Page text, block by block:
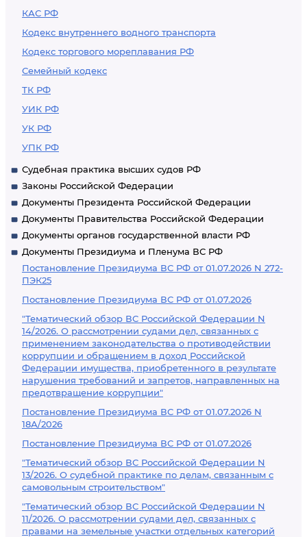
КАС РФ
Кодекс внутреннего водного транспорта
Кодекс торгового мореплавания РФ
Семейный кодекс
ТК РФ
УИК РФ
УК РФ
УПК РФ
Судебная практика высших судов РФ
Законы Российской Федерации
Документы Президента Российской Федерации
Документы Правительства Российской Федерации
Документы органов государственной власти РФ
Документы Президиума и Пленума ВС РФ
Постановление Президиума ВС РФ от 01.07.2026 N 272-
ПЭК25
Постановление Президиума ВС РФ от 01.07.2026
"Тематический обзор ВС Российской Федерации N
14/2026. О рассмотрении судами дел, связанных с
применением законодательства о противодействии
коррупции и обращением в доход Российской
Федерации имущества, приобретенного в результате
нарушения требований и запретов, направленных на
предотвращение коррупции"
Постановление Президиума ВС РФ от 01.07.2026 N
18А/2026
Постановление Президиума ВС РФ от 01.07.2026
"Тематический обзор ВС Российской Федерации N
13/2026. О судебной практике по делам, связанным с
самовольным строительством"
"Тематический обзор ВС Российской Федерации N
11/2026. О рассмотрении судами дел, связанных с
правами на земельные участки отдельных категорий